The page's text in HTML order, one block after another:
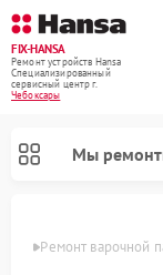
FIX-HANSA
Ремонт устройств Hansa
Специализированный
cервисный центр г.
Чебоксары
Мы
Ремонт варочной